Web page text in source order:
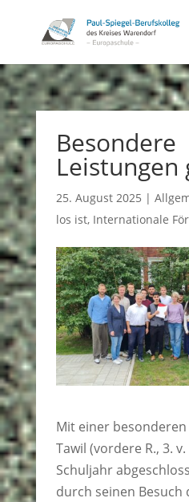
Besondere
Leistungen
25. August 2025 |
los ist, Internationale
Mit einer
Tawil (vordere R., 3.
Schuljahr
durch seinen Besuch